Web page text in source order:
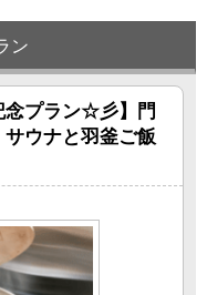
ン
念プラン☆彡】門
ウナと羽釜ご飯